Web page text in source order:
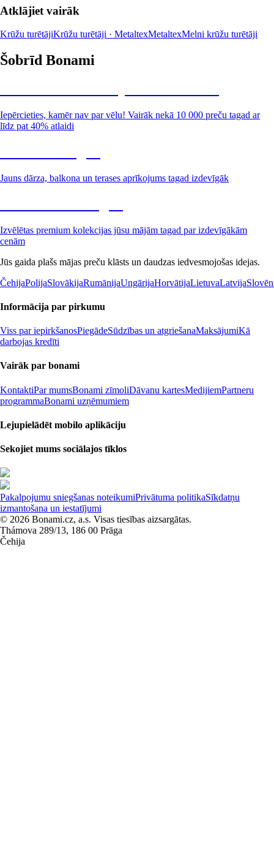
Atklājiet vairāk
Krūžu turētājiKrūžu turētāji · MetaltexMetaltexMelni krūžu turētāji
Šobrīd Bonami
Iepērcieties, kamēr nav par vēlu! Vairāk nekā 10 000 preču tagad ar
līdz pat 40% atlaidi
Jauns dārza, balkona un terases aprīkojums tagad izdevīgāk
Izvēlētas premium kolekcijas jūsu mājām tagad par izdevīgākām
cenām
Jūs gaida plašs mājas preču klāsts un daudzas iedvesmojošas idejas.
ČehijaPolijaSlovākijaRumānijaUngārijaHorvātijaLietuvaLatvija
Informācija par pirkumu
Viss par iepirkšanosPiegādeSūdzības un atgriešanaMaksājumiKā
darbojas kredīti
Vairāk par bonami
KontaktiPar mumsBonami zīmoliDāvanu kartesMedijiemPartneru
programmaBonami uzņēmumiem
Lejupielādēt mobilo aplikāciju
Sekojiet mums sociālajos tīklos
Pakalpojumu sniegšanas noteikumiPrivātuma politikaSīkdatņu
izmantošana un iestatījumi
© 2026 Bonami.cz, a.s. Visas tiesības aizsargātas.
Thámova 289/13, 186 00 Prāga
Čehija